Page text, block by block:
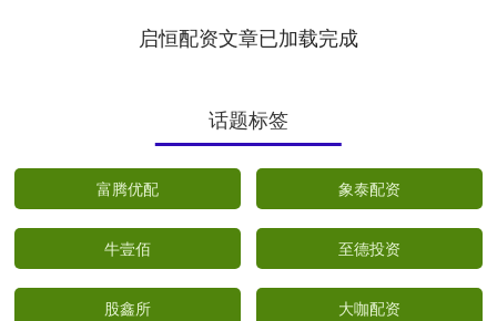
启恒配资文章已加载完成
话题标签
富腾优配 象泰配资
牛壹佰 至德投资
股鑫所 大咖配资